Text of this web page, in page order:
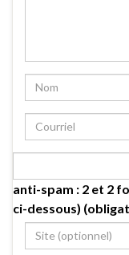
anti-spam : 2 et 2
ci-dessous)